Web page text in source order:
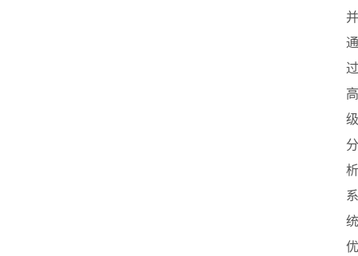
并
通
过
高
级
分
析
系
统
优